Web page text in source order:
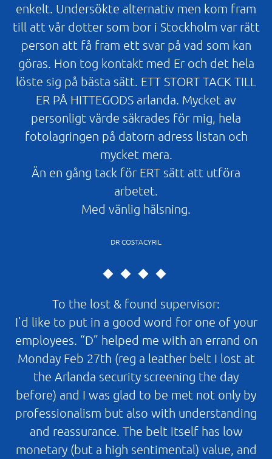
enkelt. Undersökte alternativ men kom fram
till att vår dotter som bor i Stockholm var rätt
person att få fram ett svar på vad som kan
göras. Hon tog kontakt med Er och det hela
löste sig på bästa sätt. ETT STORT TACK TILL
ER PÅ HITTEGODS arlanda. Mycket av
personligt värde säkrades för mig, hela
fotolagringen på datorn adress listan och
mycket mera.
Än en gång tack för ERT sätt att utföra
arbetet.
Med vänlig hälsning.
DR COSTACYRIL
To the lost & found supervisor:
I’d like to put in a good word for one of your
employees. “D” helped me with an errand on
Monday Feb 27th (reg a leather belt I lost at
the Arlanda security screening the day
before) and I was glad to be met not only by
professionalism but also with understanding
and reassurance. The belt itself has low
monetary (but a high sentimental) value, and